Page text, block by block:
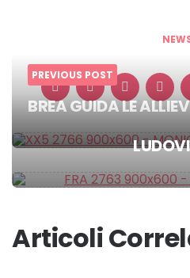
Post
navigation
PREVIOUS POST
BREA GUIDA LE
Articoli